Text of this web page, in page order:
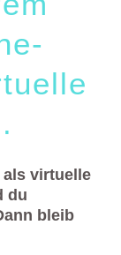
als virtuelle
du
bleib